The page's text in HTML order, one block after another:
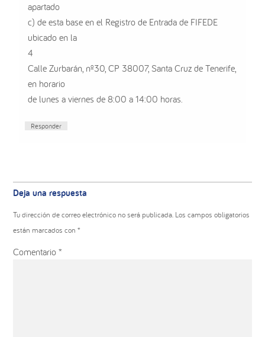
apartado
c) de esta base en el Registro de Entrada de FIFEDE
ubicado en la
4
Calle Zurbarán, nº30, CP 38007, Santa Cruz de Tenerife,
en horario
de lunes a viernes de 8:00 a 14:00 horas.
Responder
Deja una respuesta
Tu dirección de correo electrónico no será publicada. Los campos obligatorios
están marcados con*
Comentario*